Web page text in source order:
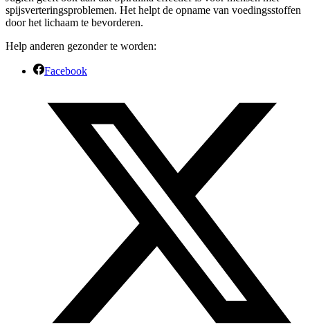
spijsverteringsproblemen. Het helpt de opname van voedingsstoffen
door het lichaam te bevorderen.
Help anderen gezonder te worden:
Facebook